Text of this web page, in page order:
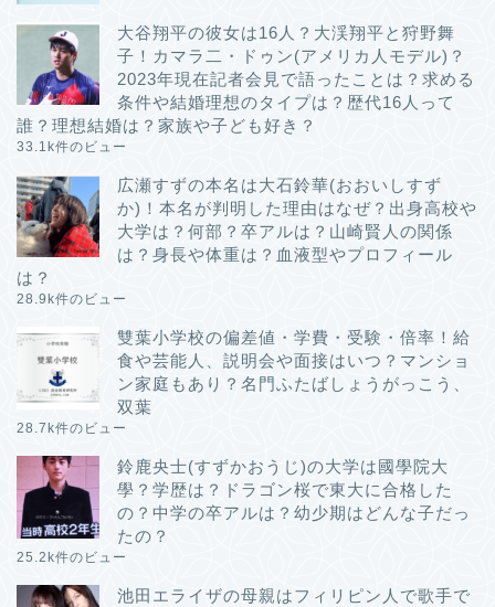
大谷翔平の彼女は16人？大渓翔平と狩野舞
子！カマラ二・ドゥン(アメリカ人モデル)？
2023年現在記者会見で語ったことは？求める
条件や結婚理想のタイプは？歴代16人って
誰？理想結婚は？家族や子ども好き？
33.1k件のビュー
広瀬すずの本名は大石鈴華(おおいしすず
か)！本名が判明した理由はなぜ？出身高校や
大学は？何部？卒アルは？山崎賢人の関係
は？身長や体重は？血液型やプロフィール
は？
28.9k件のビュー
雙葉小学校の偏差値・学費・受験・倍率！給
食や芸能人、説明会や面接はいつ？マンショ
ン家庭もあり？名門ふたばしょうがっこう、
双葉
28.7k件のビュー
鈴鹿央士(すずかおうじ)の大学は國學院大
學？学歴は？ドラゴン桜で東大に合格した
の？中学の卒アルは？幼少期はどんな子だっ
たの？
25.2k件のビュー
池田エライザの母親はフィリピン人で歌手で